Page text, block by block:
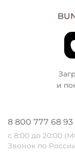
и
8 800 777 68 93
с 8:00 до 20:00
Звонок по